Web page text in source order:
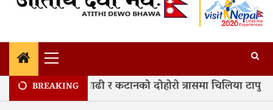
Primary
Menu
BREAKING
वर्ष कोशीको बाढी र कटानको दोहोरो त्रासमा चिलिया टापु